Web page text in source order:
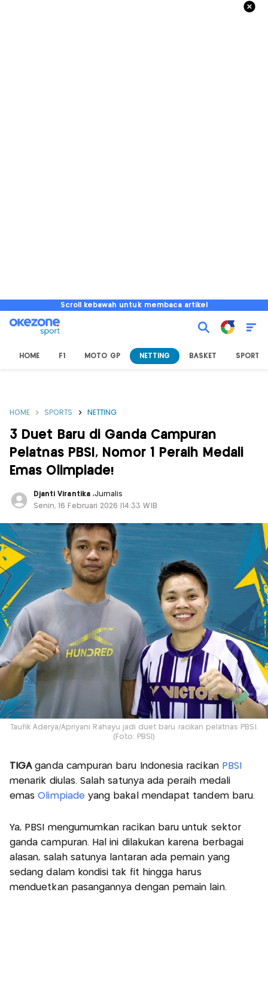
Scroll kebawah untuk membaca artikel
HOME F1 MOTO GP NETTING BASKET SPORT
HOME SPORTS NETTING
3 Duet Baru di Ganda Campuran
Pelatnas PBSI, Nomor 1 Peraih Medali
Emas Olimpiade!
Djanti Virantika ,Jurnalis
Senin, 16 Februari 2026 |14:33 WIB
Taufik Aderya/Apriyani Rahayu jadi duet baru racikan pelatnas PBSI.
(Foto: PBSI)
TIGAganda campuran baru Indonesia racikan PBSI
menarik diulas. Salah satunya ada peraih medali
emasOlimpiadeyang bakal mendapat tandem baru.
Ya, PBSI mengumumkan racikan baru untuk sektor
ganda campuran. Hal ini dilakukan karena berbagai
alasan, salah satunya lantaran ada pemain yang
sedang dalam kondisi tak fit hingga harus
menduetkan pasangannya dengan pemain lain.